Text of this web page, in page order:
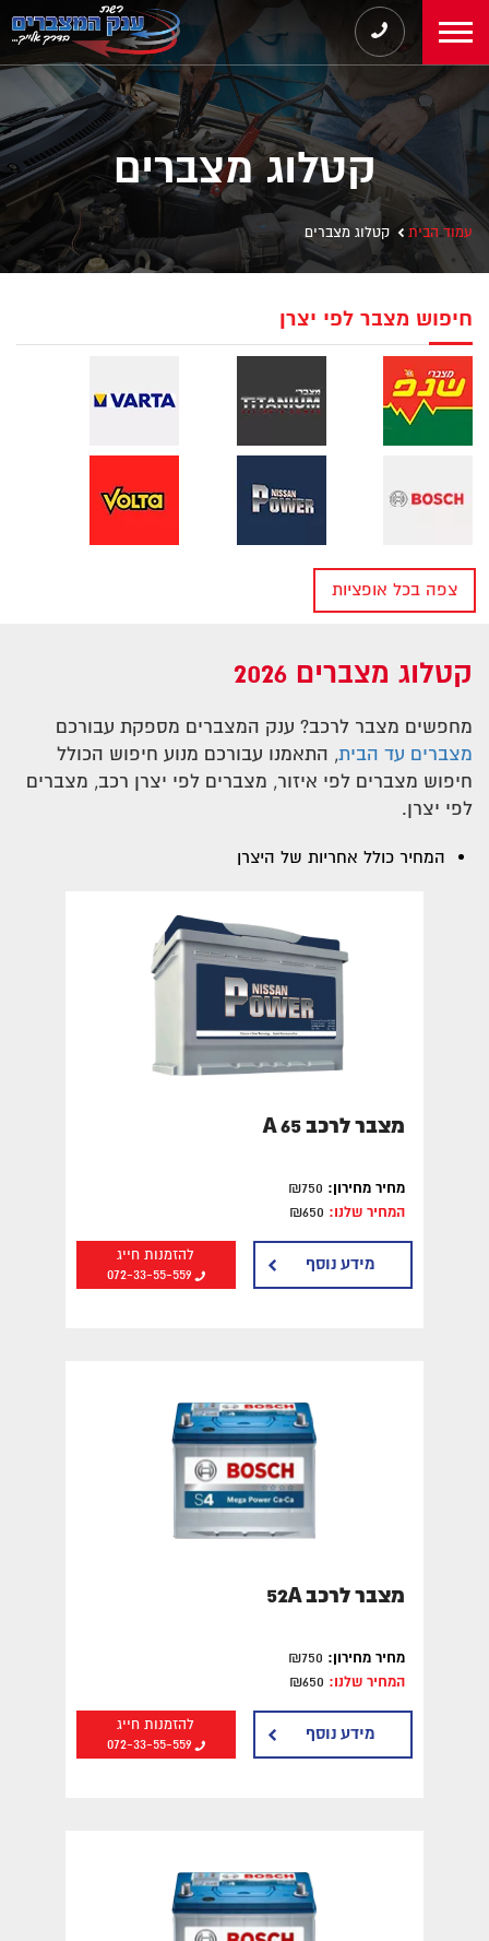
קטלוג מצברים
עמוד הבית קטלוג מצברים
חיפוש מצבר לפי יצרן
חיפוש מצבר לפי יצרן של רכב
חיפוש לפי סוג רכב
מצברים למשאית
מצברים פריקה עמוקה
מצברים בדרום
מצברים במרכז
מצברים בצפון
צפה בכל אופציות
קטלוג מצברים 2026
מחפשים מצבר לרכב? ענק המצברים מספקת עבורכם
מצברים עד הבית, התאמנו עבורכם מנוע חיפוש הכולל
חיפוש מצברים לפי איזור, מצברים לפי יצרן רכב, מצברים
לפי יצרן.
המחיר כולל אחריות של היצרן
מצבר לרכב A 65
מחיר מחירון:
המחיר שלנו:
להזמנות חייג
072-33-55-559
מידע נוסף
מצבר לרכב 52A
מחיר מחירון:
המחיר שלנו:
להזמנות חייג
072-33-55-559
מידע נוסף